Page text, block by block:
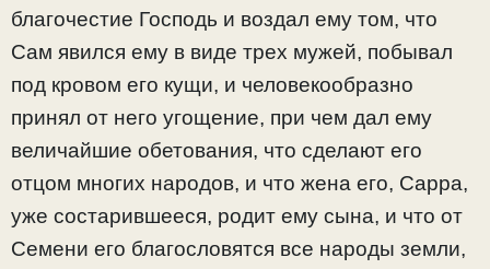
благочестие Господь и воздал ему том, что
Сам явился ему в виде трех мужей, побывал
под кровом его кущи, и человекообразно
принял от него угощение, при чем дал ему
величайшие обетования, что сделают его
отцом многих народов, и что жена его, Сарра,
уже состарившееся, родит ему сына, и что от
Семени его благословятся все народы земли,